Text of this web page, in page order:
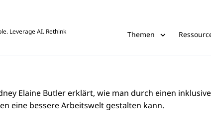
Leverage AI. Rethink
Themen
Elaine Butler erklärt, wie man durch einen
eine bessere Arbeitswelt gestalten kann.